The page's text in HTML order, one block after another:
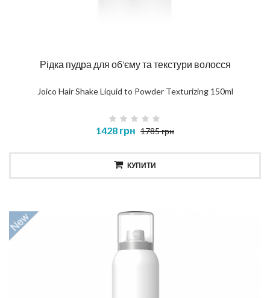
Рідка пудра для об'єму та текстури волосся
Joico Hair Shake Liquid to Powder Texturizing 150ml
1428 грн 1785 грн
КУПИТИ